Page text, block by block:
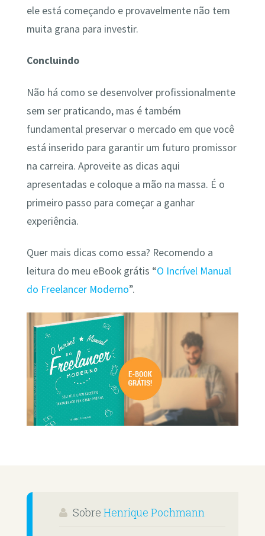
ele está começando e provavelmente não tem
muita grana para investir.
Concluindo
Não há como se desenvolver profissionalmente
sem ser praticando, mas é também
fundamental preservar o mercado em que você
está inserido para garantir um futuro promissor
na carreira. Aproveite as dicas aqui
apresentadas e coloque a mão na massa. É o
primeiro passo para começar a ganhar
experiência.
Quer mais dicas como essa? Recomendo a
leitura do meu eBook grátis “O Incrível Manual
do Freelancer Moderno”.
Sobre Henrique Pochmann